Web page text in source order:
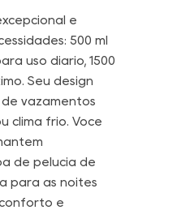
e
500 ml
uso diário, 1500
Seu design
vazamentos
clima frio. Você
de pelúcia de
para as noites
e